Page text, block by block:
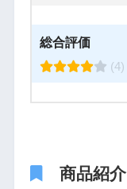
総合評価
(4)
商品紹介